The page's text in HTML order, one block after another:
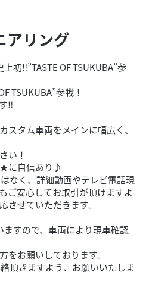
リング
初‼”TASTE OF TSUKUBA”参
TSUKUBA”参戦！
‼
スタム車両をメインに幅広く、
い！
に自信あり♪
なく、詳細動画やテレビ電話現
ご安心してお取引が頂けますよ
させていただきます。
すので、車両により現車確認
をお願いしております。
頂きますよう、お願いいたしま